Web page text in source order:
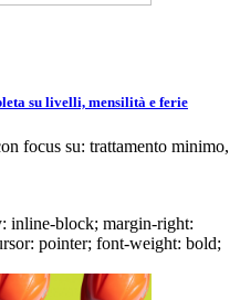
su livelli, mensilità e ferie
focus su: trattamento minimo,
inline-block; margin-right:
pointer; font-weight: bold;